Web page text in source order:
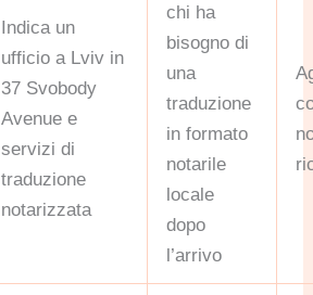
Indica un
ufficio a Lviv in
37 Svobody
Avenue e
servizi di
traduzione
notarizzata
chi ha
bisogno di
una
traduzione
in formato
notarile
locale
dopo
l’arrivo